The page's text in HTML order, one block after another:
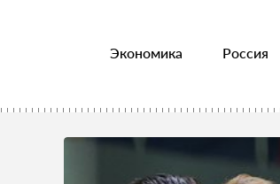
Экономика Россия